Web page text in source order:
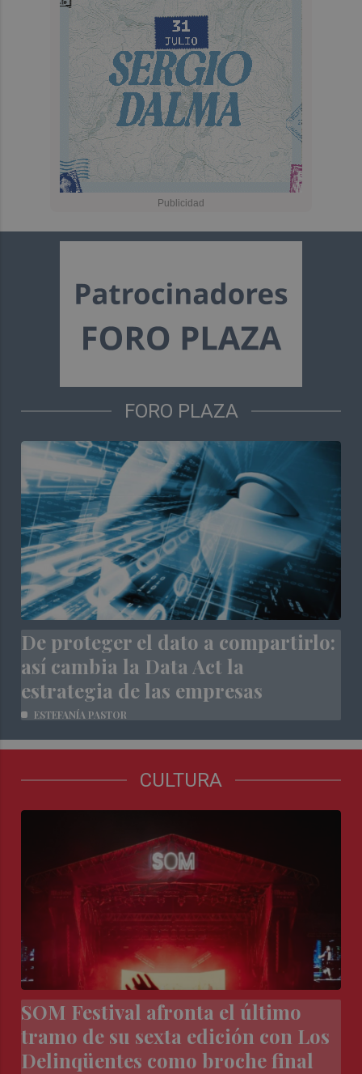
FORO PLAZA
De proteger el dato a compartirlo:
así cambia la Data Act la
estrategia de las empresas
ESTEFANÍA PASTOR
CULTURA
SOM Festival afronta el último
tramo de su sexta edición con Los
Delinqüentes como broche final